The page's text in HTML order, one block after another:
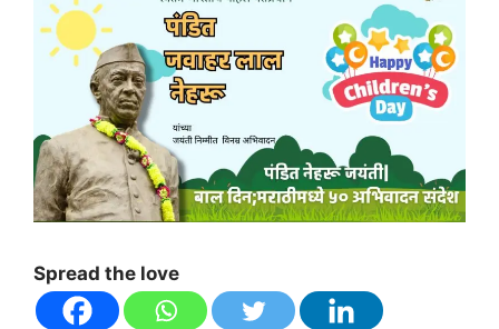
Spread the love